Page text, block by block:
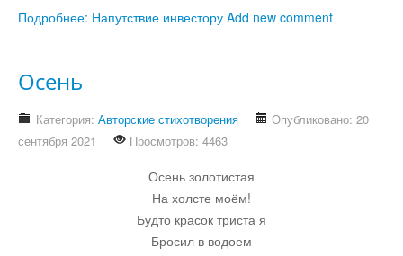
Это интересно
Акции
Подробнее: Напутствие инвестору Add new comment
Осень
Категория: Авторские стихотворения
Опубликовано: 20
сентября 2021
Просмотров: 4463
Осень золотистая
На холсте моём!
Будто красок триста я
Бросил в водоем